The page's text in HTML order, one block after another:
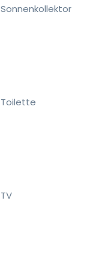
Sonnenkollektor
Toilette
TV